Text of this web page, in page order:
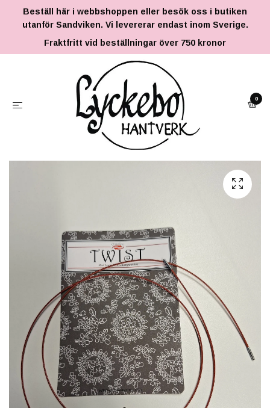
Beställ här i webbshoppen eller besök oss i butiken
utanför Sandviken. Vi levererar endast inom Sverige.
Fraktfritt vid beställningar över 750 kronor
0